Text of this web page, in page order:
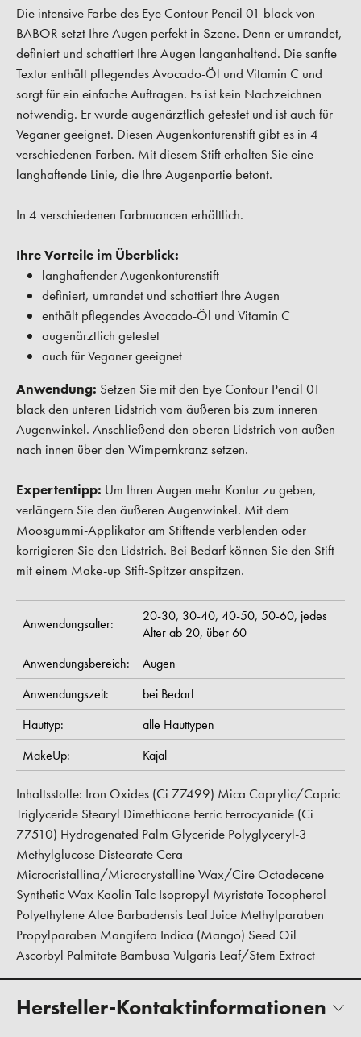
Die intensive Farbe des Eye Contour Pencil 01 black von
BABOR setzt Ihre Augen perfekt in Szene. Denn er umrandet,
definiert und schattiert Ihre Augen langanhaltend. Die sanfte
Textur enthält pflegendes Avocado-Öl und Vitamin C und
sorgt für ein einfache Auftragen. Es ist kein Nachzeichnen
notwendig. Er wurde augenärztlich getestet und ist auch für
Veganer geeignet. Diesen Augenkonturenstift gibt es in 4
verschiedenen Farben. Mit diesem Stift erhalten Sie eine
langhaftende Linie, die Ihre Augenpartie betont.
In 4 verschiedenen Farbnuancen erhältlich.
Ihre Vorteile im Überblick:
langhaftender Augenkonturenstift
definiert, umrandet und schattiert Ihre Augen
enthält pflegendes Avocado-Öl und Vitamin C
augenärztlich getestet
auch für Veganer geeignet
Anwendung: Setzen Sie mit den Eye Contour Pencil 01
black den unteren Lidstrich vom äußeren bis zum inneren
Augenwinkel. Anschließend den oberen Lidstrich von außen
nach innen über den Wimpernkranz setzen.
Expertentipp: Um Ihren Augen mehr Kontur zu geben,
verlängern Sie den äußeren Augenwinkel. Mit dem
Moosgummi-Applikator am Stiftende verblenden oder
korrigieren Sie den Lidstrich. Bei Bedarf können Sie den Stift
mit einem Make-up Stift-Spitzer anspitzen.
Anwendungsalter: 20-30, 30-40, 40-50, 50-60, jedes
Alter ab 20, über 60
Anwendungsbereich:
Augen
Anwendungszeit:
bei Bedarf
Hauttyp:
alle Hauttypen
MakeUp:
Kajal
Inhaltsstoffe: Iron Oxides (Ci 77499) Mica Caprylic/Capric
Triglyceride Stearyl Dimethicone Ferric Ferrocyanide (Ci
77510) Hydrogenated Palm Glyceride Polyglyceryl-3
Methylglucose Distearate Cera
Microcristallina/Microcrystalline Wax/Cire Octadecene
Synthetic Wax Kaolin Talc Isopropyl Myristate Tocopherol
Polyethylene Aloe Barbadensis Leaf Juice Methylparaben
Propylparaben Mangifera Indica (Mango) Seed Oil
Ascorbyl Palmitate Bambusa Vulgaris Leaf/Stem Extract
Hersteller-Kontaktinformationen